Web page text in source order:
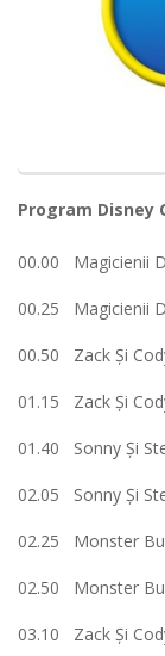
Program Disney
00.00 Magicienii
00.25 Magicienii
00.50 Zack Şi
01.15 Zack Şi
01.40 Sonny Și
02.05 Sonny Și
02.25 Monster
02.50 Monster
03.10 Zack Şi